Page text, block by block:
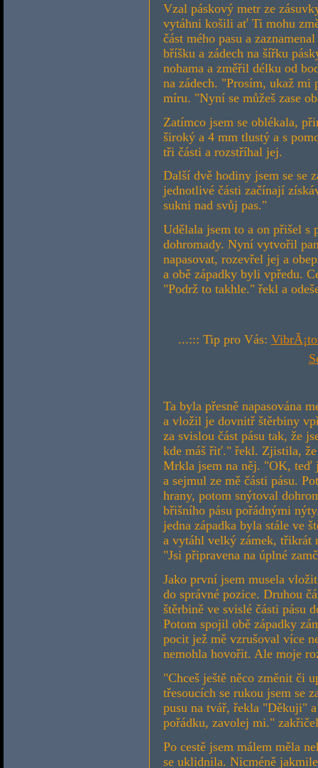
Vzal páskový metr ze
vytáhni košili ať Ti mohu
část mého pasu a
bříšku a zádech na šířku
nohama a změřil délku od
na zádech. "Prosím, ukaž mi
míru. "Nyní se můžeš zase
Zatímco jsem se oblékala,
široký a 4 mm tlustý a s
tři části a rozstříhal jej.
Další dvě hodiny jsem se se
jednotlivé části začínají
sukni nad svůj pas."
Udělala jsem to a on přišel s
dohromady. Nyní vytvořil
napasovat, rozevřel jej a
a obě západky byli vpředu.
"Podrž to takhle." řekl a
...::: Tip pro Vás:
Ta byla přesně napasována
a vložil je dovnitř štěrbiny
za svislou část pásu tak, že
kde máš řiť." řekl. Zjistila, že
Mrkla jsem na něj. "OK, teď
a sejmul ze mě části pásu.
hrany, potom snýtoval
břišního pásu pořádnými
jedna západka byla stále ve
a vytáhl velký zámek, třikrát
"Jsi připravena na úplné
Jako první jsem musela
do správné pozice. Druhou
štěrbině ve svislé části pásu
Potom spojil obě západky
pocit jež mě vzrušoval více
nemohla hovořit. Ale moje
"Chceš ještě něco změnit či
třesoucích se rukou jsem se
pusu na tvář, řekla "Děkuji"
pořádku, zavolej mi."
Po cestě jsem málem měla
se uklidnila. Nicméně